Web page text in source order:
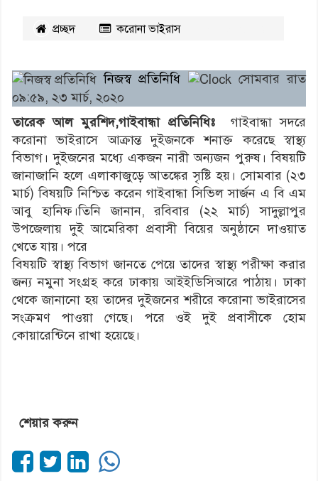
প্রচ্ছদ করোনা ভাইরাস
নিজস্ব প্রতিনিধি
সোমবার রাত
০৯:৫৯, ২৩ মার্চ, ২০২০
তারেক আল মুরশিদ,গাইবান্ধা প্রতিনিধিঃ
গাইবান্ধা সদরে
করোনা ভাইরাসে আক্রান্ত দুইজনকে শনাক্ত করেছে স্বাস্থ্য
বিভাগ। দুইজনের মধ্যে একজন নারী অন্যজন পুরুষ। বিষয়টি
জানাজানি হলে এলাকাজুড়ে আতঙ্কের সৃষ্টি হয়। সোমবার (২৩
মার্চ) বিষয়টি নিশ্চিত করেন গাইবান্ধা সিভিল সার্জন এ বি এম
আবু হানিফ।তিনি জানান, রবিবার (২২ মার্চ) সাদুল্লাপুর
উপজেলায় দুই আমেরিকা প্রবাসী বিয়ের অনুষ্ঠানে দাওয়াত
খেতে যায়। পরে
বিষয়টি স্বাস্থ্য বিভাগ জানতে পেয়ে তাদের স্বাস্থ্য পরীক্ষা করার
জন্য নমুনা সংগ্রহ করে ঢাকায় আইইডিসিআরে পাঠায়। ঢাকা
থেকে জানানো হয় তাদের দুইজনের শরীরে করোনা ভাইরাসের
সংক্রমণ পাওয়া গেছে। পরে ওই দুই প্রবাসীকে হোম
কোয়ারেন্টিনে রাখা হয়েছে।
শেয়ার করুন